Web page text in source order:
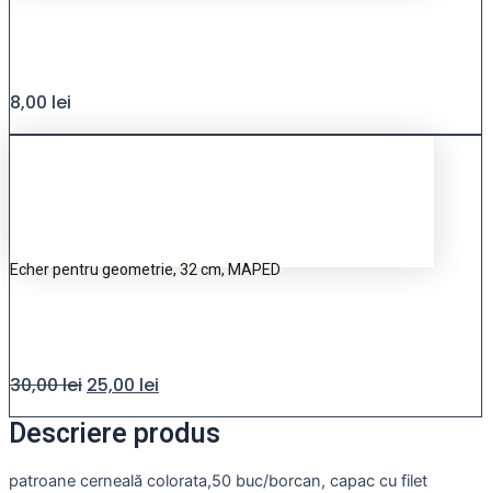
8,00 lei
Echer pentru geometrie, 32 cm, MAPED
30,00lei 25,00 lei
Descriere produs
patroane cerneală colorata,50 buc/borcan, capac cu filet